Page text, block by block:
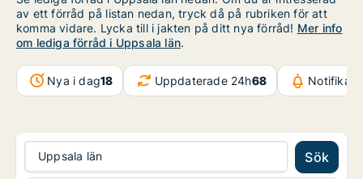
av ett förråd på listan nedan, tryck då på rubriken för att
komma vidare. Lycka till i jakten på ditt nya förråd! Mer info
om lediga förråd i Uppsala län.
Nya i dag18 Uppdaterade 24h68
Uppsala län Sök